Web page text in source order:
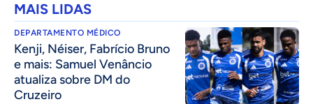
MAIS LIDAS
DEPARTAMENTO MÉDICO
Kenji, Néiser, Fabrício Bruno
e mais: Samuel Venâncio
atualiza sobre DM do
Cruzeiro